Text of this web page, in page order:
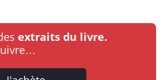
extraits du livre.